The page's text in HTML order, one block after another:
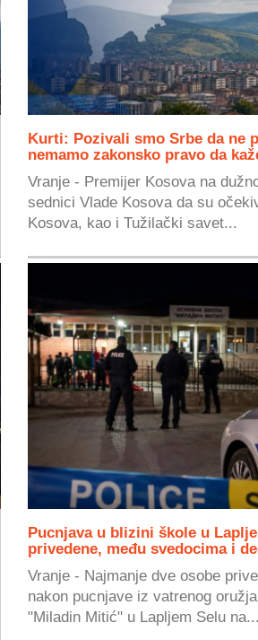
Kurti: Pozivali smo Srbe da ne
nemamo zakonsko pravo da
Vranje - Premijer Kosova na
sednici Vlade Kosova da su
Kosova, kao i Tužilački savet...
Pucnjava u blizini škole u
privedene, među svedocima i
Vranje - Najmanje dve osobe
nakon pucnjave iz vatrenog
"Miladin Mitić" u Lapljem Selu na...